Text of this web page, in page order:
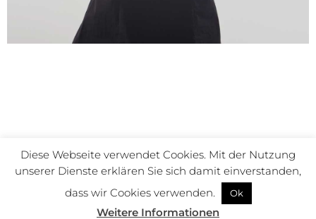
© Susanne Müller-Geiger – All Rights Reserved 2022
Kontakt Impressum Datenschutz
Diese Webseite verwendet Cookies. Mit der Nutzung
unserer Dienste erklären Sie sich damit einverstanden,
dass wir Cookies verwenden.
Ok
Weitere Informationen